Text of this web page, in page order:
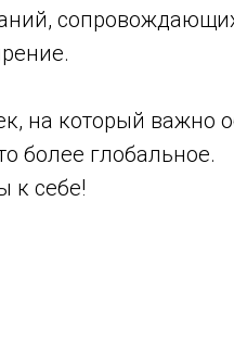
на который важно
более глобальное.
к себе!